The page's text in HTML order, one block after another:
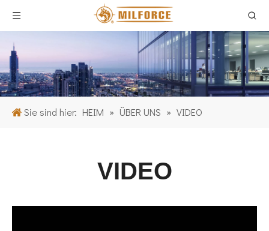
Sie sind hier: HEIM » ÜBER UNS » VIDEO
VIDEO